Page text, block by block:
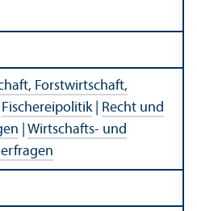
Forstwirtschaft,
Fischereipolitik| Recht und
Wirtschafts- und